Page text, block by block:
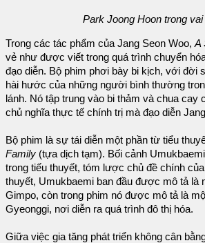
Park Joong Hoon trong vai
Trong các tác phẩm của Jang Seon Woo, A
vẻ như được viết trong quá trình chuyển
đạo diễn. Bộ phim phơi bày bi kịch, với đời
hài hước của những người bình thường
lánh. Nó tập trung vào bi thảm và chua cay
chủ nghĩa thực tế chính trị mà đạo diễn
Bộ phim là sự tái diễn một phần từ tiểu
Family (tựa dịch tạm). Bối cảnh
trong tiếu thuyết, tóm lược chủ đề chính
thuyết, Umukbaemi ban đầu được mô tả là
Gimpo, còn trong phim nó được mô tả là
Gyeonggi, nơi diễn ra quá trình đô thị hóa.
Giữa việc gia tăng phát triển không cân